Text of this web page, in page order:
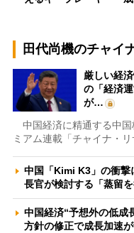
田代尚機のチャイ
厳しい経
の「経済
が…
中国経済に精通する中国
ミアム連載「チャイナ・
中国「Kimi K3」の衝
長官が検討する「蒸留
中国経済“予想外の低
方針の修正で成長加速